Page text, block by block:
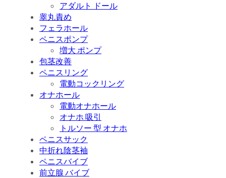
アダルト ドール
睾丸責め
フェラホール
ペニスポンプ
増大 ポンプ
包茎改善
ペニスリング
電動コックリング
オナホール
電動オナホール
オナホ 吸引
トルソー 型 オナホ
ペニスサック
中折れ陰茎袖
ペニスバイブ
前立腺 バイブ